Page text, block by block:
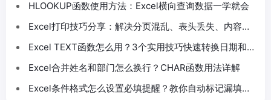
HLOOKUP函数使用方法：Excel横向查询数据一学就会
Excel打印技巧分享：解决分页混乱、表头丢失、内容截
Excel TEXT函数怎么用？3个实用技巧快速转换日期和数
Excel合并姓名和部门怎么换行？CHAR函数用法详解
Excel条件格式怎么设置必填提醒？教你自动标记漏填数